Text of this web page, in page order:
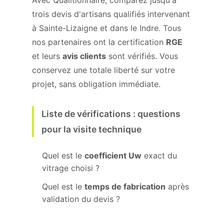
trois devis d'artisans qualifiés intervenant
à Sainte-Lizaigne et dans le Indre. Tous
nos partenaires ont la certification RGE
et leurs avis clients sont vérifiés. Vous
conservez une totale liberté sur votre
projet, sans obligation immédiate.
Liste de vérifications : questions
pour la visite technique
Quel est le coefficient Uw exact du
vitrage choisi ?
Quel est le temps de fabrication après
validation du devis ?